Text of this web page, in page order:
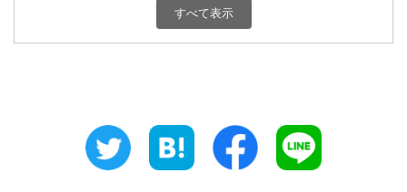
1,000円 富山県
1,000円 静岡県
1,000円 三重県
すべて表示